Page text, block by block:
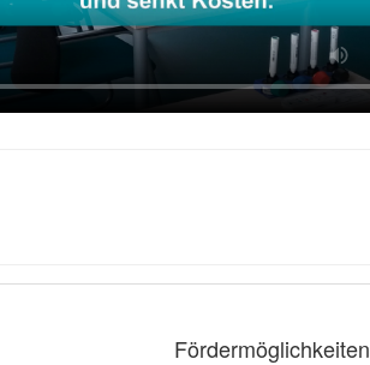
Fördermöglichkeiten